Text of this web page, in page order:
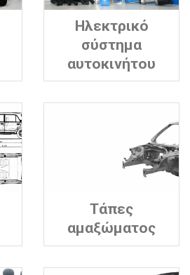
Ηλεκτρικό
σύστημα
αυτοκινήτου
Τάπες
αμαξώματος